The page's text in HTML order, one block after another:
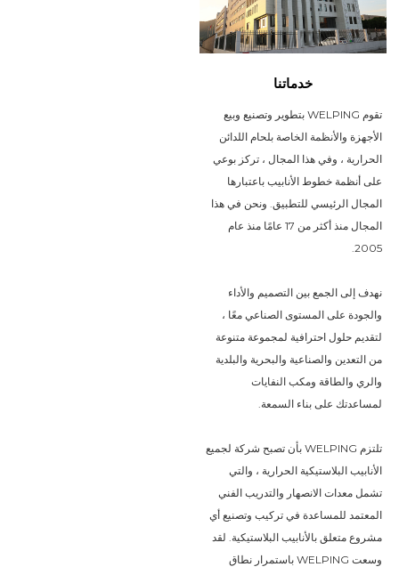
خدماتنا
تقوم WELPING بتطوير وتصنيع وبيع
الأجهزة والأنظمة الخاصة بلحام اللدائن
الحرارية ، وفي هذا المجال ، تركز بوعي
على أنظمة خطوط الأنابيب باعتبارها
المجال الرئيسي للتطبيق. ونحن في هذا
المجال منذ أكثر من 17 عامًا منذ عام
2005.
نهدف إلى الجمع بين التصميم والأداء
والجودة على المستوى الصناعي معًا ،
لتقديم حلول احترافية لمجموعة متنوعة
من التعدين والصناعية والبحرية والبلدية
والري والطاقة ومكب النفايات
لمساعدتك على بناء السمعة.
تلتزم WELPING بأن تصبح شركة لجميع
الأنابيب البلاستيكية الحرارية ، والتي
تشمل معدات الانصهار والتدريب الفني
المعتمد للمساعدة في تركيب وتصنيع أي
مشروع متعلق بالأنابيب البلاستيكية. لقد
وسعت WELPING باستمرار نطاق